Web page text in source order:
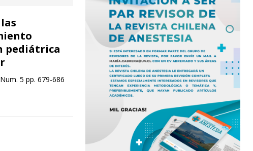
pediátrica
5 pp. 679-686